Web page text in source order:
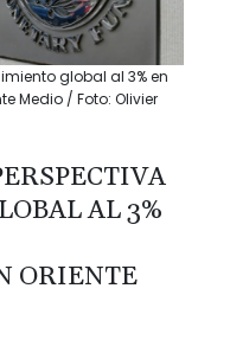
global al 3% en
Medio / Foto: Olivier
AL 3%
ORIENTE